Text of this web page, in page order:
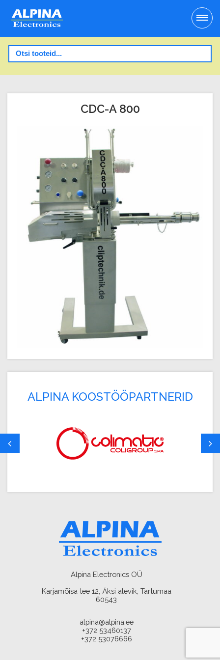
CDC-A 800
ALPINA KOOSTÖÖPARTNERID
Alpina Electronics OÜ
Karjamõisa tee 12, Äksi alevik, Tartumaa
60543
alpina@alpina.ee
+372 53460137
+372 53076666